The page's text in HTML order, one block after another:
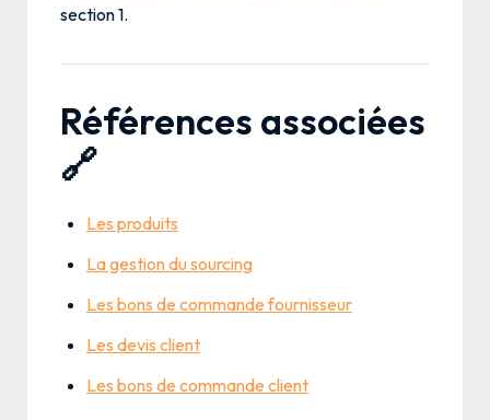
section 1.
Références associées
🔗
Les produits
La gestion du sourcing
Les bons de commande fournisseur
Les devis client
Les bons de commande client